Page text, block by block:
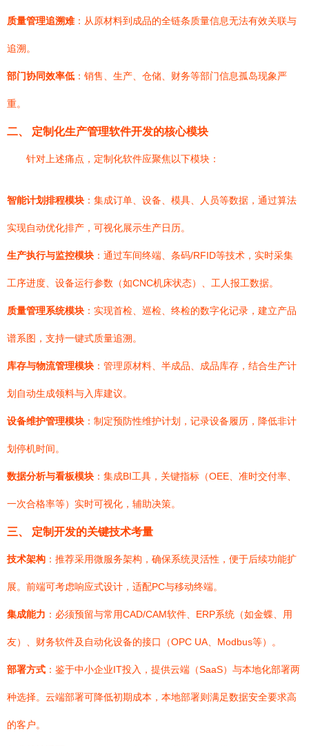
质量管理追溯难：从原材料到成品的全链条质量信息无法有效关联与
追溯。
部门协同效率低 ：销售、生产、仓储、财务等部门信息孤岛现象严
重。
二、 定制化生产管理软件开发的核心模块
针对上述痛点，定制化软件应聚焦以下模块：
智能计划排程模块 ：集成订单、设备、模具、人员等数据，通过算法
实现自动优化排产，可视化展示生产日历。
生产执行与监控模块 ：通过车间终端、条码/RFID等技术，实时采集
工序进度、设备运行参数（如CNC机床状态）、工人报工数据。
质量管理系统模块 ：实现首检、巡检、终检的数字化记录，建立产品
谱系图，支持一键式质量追溯。
库存与物流管理模块 ：管理原材料、半成品、成品库存，结合生产计
划自动生成领料与入库建议。
设备维护管理模块 ：制定预防性维护计划，记录设备履历，降低非计
划停机时间。
数据分析与看板模块 ：集成BI工具，关键指标（OEE、准时交付率、
一次合格率等）实时可视化，辅助决策。
三、 定制开发的关键技术考量
技术架构 ：推荐采用微服务架构，确保系统灵活性，便于后续功能扩
展。前端可考虑响应式设计，适配PC与移动终端。
集成能力 ：必须预留与常用CAD/CAM软件、ERP系统（如金蝶、用
友）、财务软件及自动化设备的接口（OPC UA、Modbus等）。
部署方式 ：鉴于中小企业IT投入，提供云端（SaaS）与本地化部署两
种选择。云端部署可降低初期成本，本地部署则满足数据安全要求高
的客户。